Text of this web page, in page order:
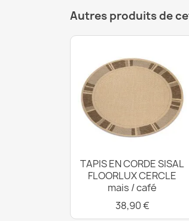
Autres produits de
TAPIS EN CORDE SISAL
FLOORLUX CERCLE
mais / café
38,90 €